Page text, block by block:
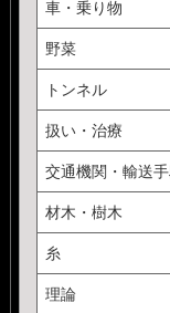
車・乗り物
野菜
トンネル
扱い・治療
交通機関・輸送
材木・樹木
糸
理論